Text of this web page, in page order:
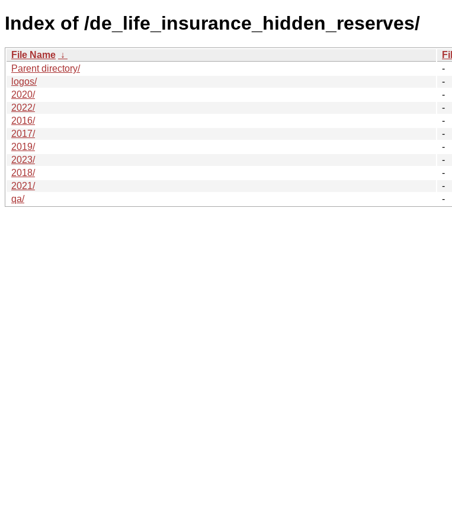
Index of /de_life_insurance_hidden_reserves/
File Name ↓
Parent directory/
-
logos/
-
2020/
-
2022/
-
2016/
-
2017/
-
2019/
-
2023/
-
2018/
-
2021/
-
qa/
-